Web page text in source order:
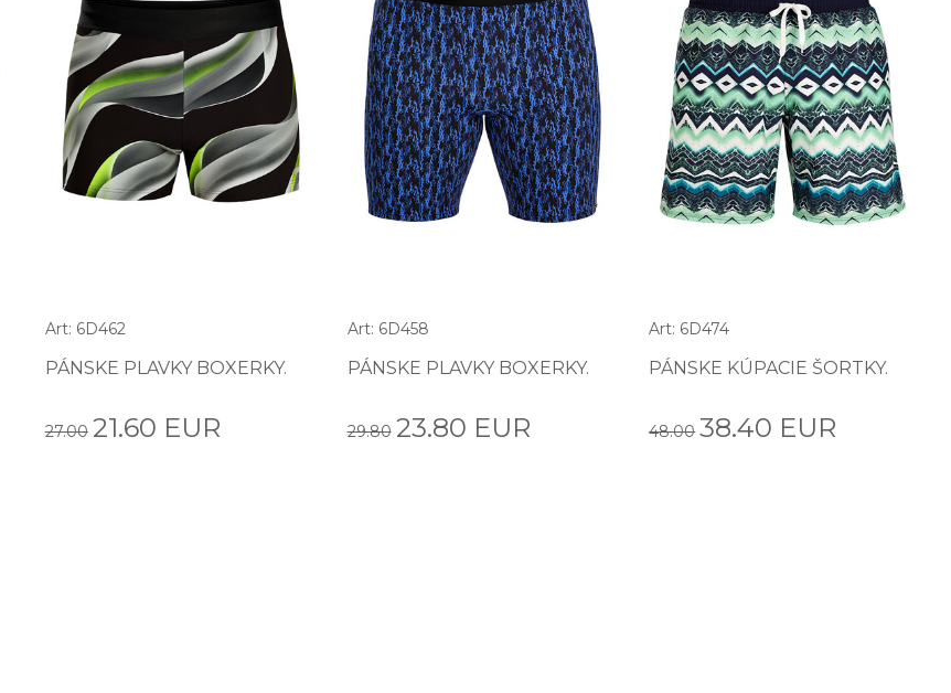
Art: 6D462
PÁNSKE PLAVKY BOXERKY.
27.00 21.60 EUR
Art: 6D458
PÁNSKE PLAVKY BOXERKY.
29.80 23.80 EUR
Art: 6D474
PÁNSKE KÚPACIE ŠORTKY.
48.00 38.40 EUR